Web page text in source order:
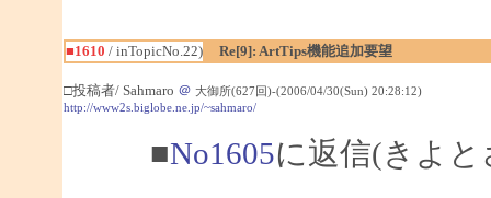
■1610 / inTopicNo.22) Re[9]: ArtTips機能追加要望
□投稿者/ Sahmaro ＠ 大御所(627回)-(2006/04/30(Sun) 20:28:12)
http://www2s.biglobe.ne.jp/~sahmaro/
■No1605に返信(きよ